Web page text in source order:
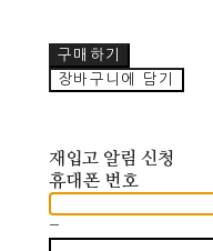
구매하기
장바구니에 담기
재입고 알림 신청
휴대폰 번호
-